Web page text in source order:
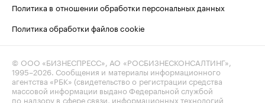
Политика в отношении обработки персональных данных
Политика обработки файлов cookie
© ООО «БИЗНЕСПРЕСС», АО «РОСБИЗНЕСКОНСАЛТИНГ»,
1995–2026 . Сообщения и материалы информационного
агентства «РБК» (свидетельство о регистрации средства
массовой информации выдано Федеральной службой
по надзору в сфере связи, информационных технологий